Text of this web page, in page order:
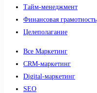
Тайм-менеджмент
Финансовая грамотность
Целеполагание
Все Маркетинг
CRM-маркетинг
Digital-маркетинг
SEO